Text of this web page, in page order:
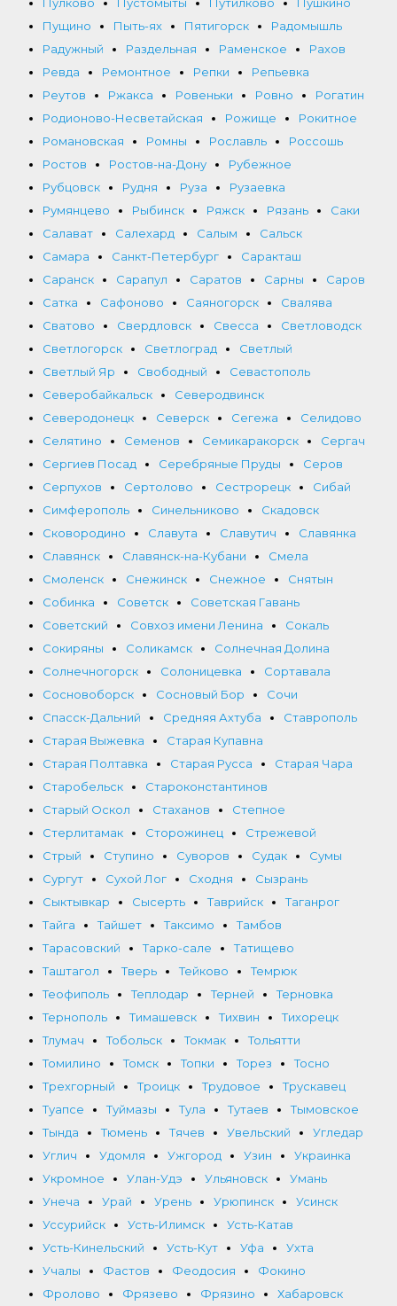
Пущино
Пыть-ях Пятигорск
Радомышль
Радужный
Раздельная Раменское
Рахов
Ревда
Ремонтное Репки
Репьевка
Реутов
Ржакса Ровеньки Ровно
Рогатин
Родионово-Несветайская
Рожище
Рокитное
Романовская
Ромны Рославль
Россошь
Ростов
Ростов-на-Дону
Рубежное
Рубцовск
Рудня Руза
Рузаевка
Румянцево
Рыбинск Ряжск Рязань
Саки
Салават
Салехард Салым
Сальск
Самара
Санкт-Петербург
Саракташ
Саранск
Сарапул Саратов Сарны
Саров
Сатка
Сафоново Саяногорск
Свалява
Сватово
Свердловск Свесса
Светловодск
Светлогорск
Светлоград
Светлый
Светлый Яр
Свободный
Севастополь
Северобайкальск
Северодвинск
Северодонецк
Северск Сегежа
Селидово
Селятино
Семенов Семикаракорск
Сергач
Сергиев Посад
Серебряные Пруды
Серов
Серпухов
Сертолово Сестрорецк
Сибай
Симферополь
Синельниково
Скадовск
Сковородино
Славута Славутич
Славянка
Славянск
Славянск-на-Кубани
Смела
Смоленск
Снежинск Снежное
Снятын
Собинка
Советск
Советская Гавань
Советский
Совхоз имени Ленина
Сокаль
Сокиряны
Соликамск
Солнечная Долина
Солнечногорск
Солоницевка
Сортавала
Сосновоборск
Сосновый Бор
Сочи
Спасск-Дальний
Средняя Ахтуба
Ставрополь
Старая Выжевка
Старая Купавна
Старая Полтавка
Старая Русса
Старая Чара
Старобельск
Староконстантинов
Старый Оскол
Стаханов
Степное
Стерлитамак
Сторожинец
Стрежевой
Стрый
Ступино Суворов Судак
Сумы
Сургут
Сухой Лог Сходня
Сызрань
Сыктывкар
Сысерть Таврийск
Таганрог
Тайга
Тайшет Таксимо
Тамбов
Тарасовский
Тарко-сале
Татищево
Таштагол
Тверь Тейково
Темрюк
Теофиполь
Теплодар Терней
Терновка
Тернополь
Тимашевск Тихвин
Тихорецк
Тлумач
Тобольск Токмак
Тольятти
Томилино
Томск Топки Торез
Тосно
Трехгорный
Троицк Трудовое
Трускавец
Туапсе
Туймазы Тула Тутаев
Тымовское
Тында
Тюмень Тячев Увельский
Угледар
Углич
Удомля Ужгород Узин
Украинка
Укромное
Улан-Удэ Ульяновск
Умань
Унеча
Урай Урень Урюпинск
Усинск
Уссурийск
Усть-Илимск
Усть-Катав
Усть-Кинельский
Усть-Кут Уфа
Ухта
Учалы
Фастов Феодосия
Фокино
Фролово
Фрязево Фрязино
Хабаровск